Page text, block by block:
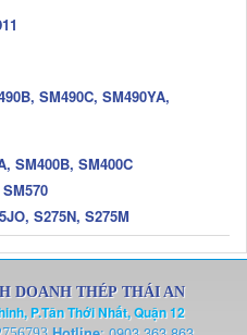
SM490C, SM490YA,
SM400B, SM400C
S275N, S275M
DOANH THÉP THÁI AN
P.Tân Thới Nhất, Quận 12